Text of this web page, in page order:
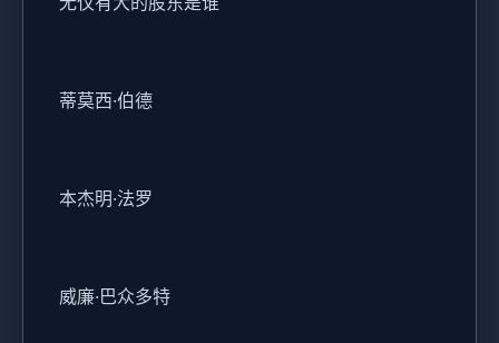
蒂莫西·伯德
本杰明·法罗
威廉·巴众多特